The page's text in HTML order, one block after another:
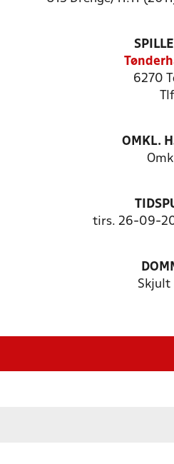
6270
OMKL.
tirs. 26-09-
Skjult